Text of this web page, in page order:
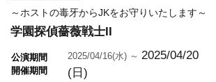
a
r
k
～ホストの毒牙からJKをお守りいたします～
学園探偵薔薇戦士II
公演期間
開催期間
2025/04/16(水) ～ 2025/04/20
(日)